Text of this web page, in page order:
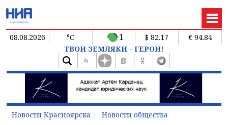
08.08.2026 °C 1 $ 82.17
€ 94.84
ТВОИ ЗЕМЛЯКИ - ГЕРОИ!
Новости Красноярска Новости общества